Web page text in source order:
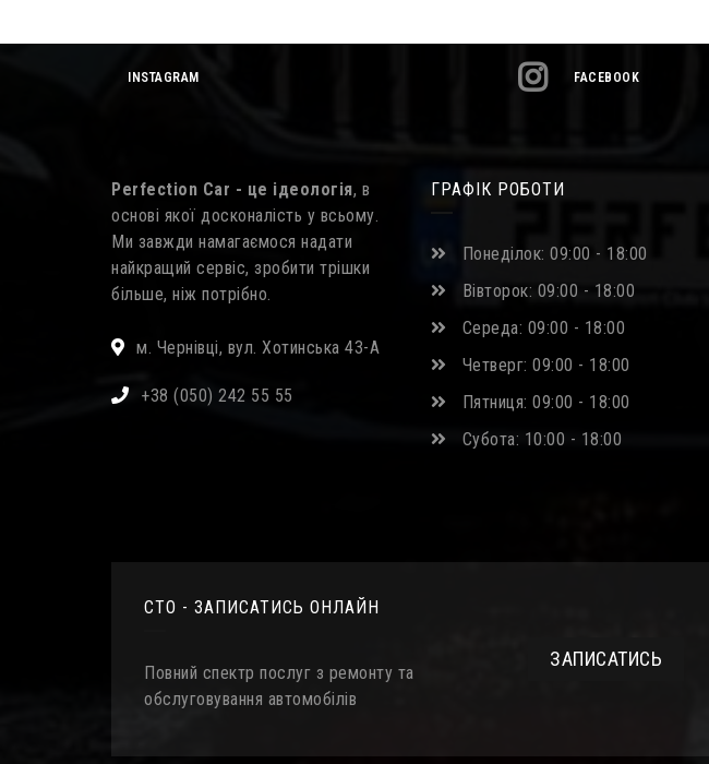
INSTAGRAM FACEBOOK
Perfection Car - це ідеологія, в
основі якої досконалість у всьому.
Ми завжди намагаємося надати
найкращий сервіс, зробити трішки
більше, ніж потрібно.
м. Чернівці, вул. Хотинська 43-А
+38 (050) 242 55 55
ГРАФІК РОБОТИ
Понеділок: 09:00 - 18:00
Вівторок: 09:00 - 18:00
Середа: 09:00 - 18:00
Четверг: 09:00 - 18:00
Пятниця: 09:00 - 18:00
Субота: 10:00 - 18:00
СТО - ЗАПИСАТИСЬ ОНЛАЙН
Повний спектр послуг з ремонту та
обслуговування автомобілів
ЗАПИСАТИСЬ